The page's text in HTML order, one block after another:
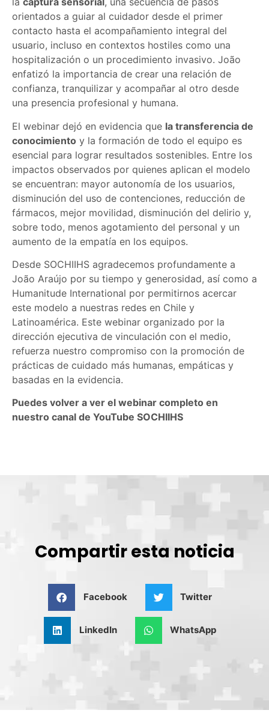
orientados a guiar al cuidador desde el primer
contacto hasta el acompañamiento integral del
usuario, incluso en contextos hostiles como una
hospitalización o un procedimiento invasivo. João
enfatizó la importancia de crear una relación de
confianza, tranquilizar y acompañar al otro desde
una presencia profesional y humana.
El webinar dejó en evidencia que la transferencia de
conocimiento y la formación de todo el equipo es
esencial para lograr resultados sostenibles. Entre los
impactos observados por quienes aplican el modelo
se encuentran: mayor autonomía de los usuarios,
disminución del uso de contenciones, reducción de
fármacos, mejor movilidad, disminución del delirio y,
sobre todo, menos agotamiento del personal y un
aumento de la empatía en los equipos.
Desde SOCHIIHS agradecemos profundamente a
João Araújo por su tiempo y generosidad, así como a
Humanitude International por permitirnos acercar
este modelo a nuestras redes en Chile y
Latinoamérica. Este webinar organizado por la
dirección ejecutiva de vinculación con el medio,
refuerza nuestro compromiso con la promoción de
prácticas de cuidado más humanas, empáticas y
basadas en la evidencia.
Puedes volver a ver el webinar completo en
nuestro canal de YouTube SOCHIIHS
Compartir esta noticia
Facebook Twitter
LinkedIn WhatsApp